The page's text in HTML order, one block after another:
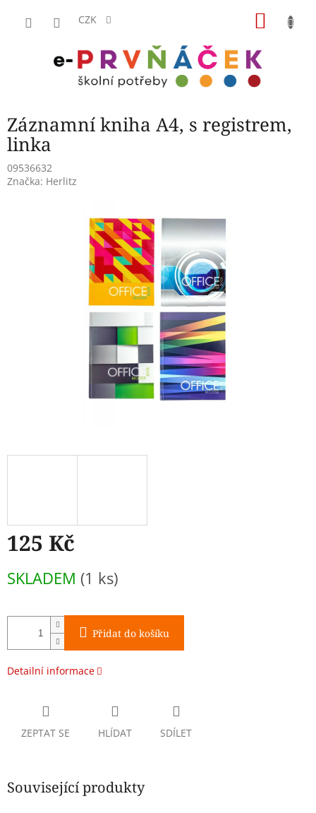
CZK
Záznamní kniha A4, s registrem,
linka
09536632
Značka: Herlitz
125 Kč
cena:
SKLADEM (1 ks)
Přidat do košíku
Detailní informace
ZEPTAT SE HLÍDAT SDÍLET
Související produkty